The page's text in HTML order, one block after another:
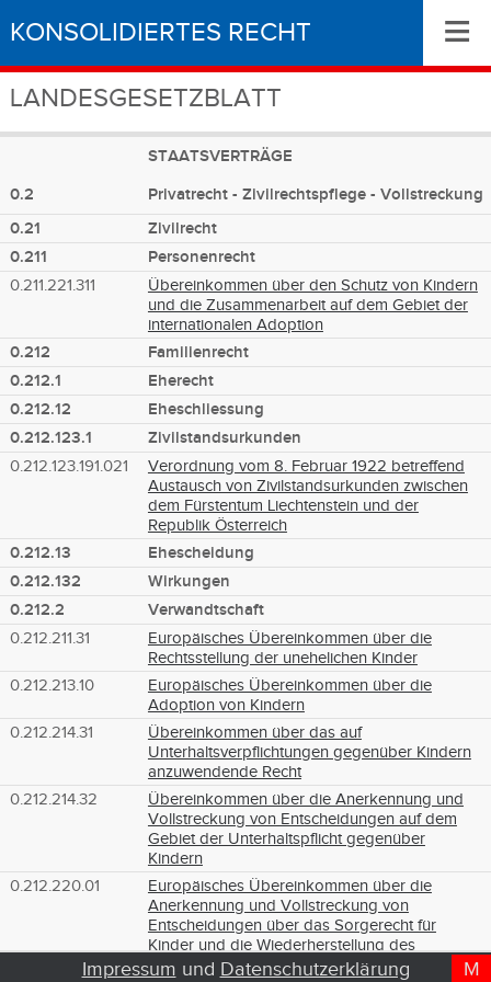
KONSOLIDIERTES RECHT
LANDESGESETZBLATT
≡
STAATSVERTRÄGE
0.2
Privatrecht - Zivilrechtspflege - Vollstreckung
0.21
Zivilrecht
0.211
Personenrecht
0.211.221.311
Übereinkommen über den Schutz von Kindern
und die Zusammenarbeit auf dem Gebiet der
internationalen Adoption
0.212
Familienrecht
0.212.1
Eherecht
0.212.12
Eheschliessung
0.212.123.1
Zivilstandsurkunden
0.212.123.191.021
Verordnung vom 8. Februar 1922 betreffend
Austausch von Zivilstandsurkunden zwischen
dem Fürstentum Liechtenstein und der
Republik Österreich
0.212.13
Ehescheidung
0.212.132
Wirkungen
0.212.2
Verwandtschaft
0.212.211.31
Europäisches Übereinkommen über die
Rechtsstellung der unehelichen Kinder
0.212.213.10
Europäisches Übereinkommen über die
Adoption von Kindern
0.212.214.31
Übereinkommen über das auf
Unterhaltsverpflichtungen gegenüber Kindern
anzuwendende Recht
0.212.214.32
Übereinkommen über die Anerkennung und
Vollstreckung von Entscheidungen auf dem
Gebiet der Unterhaltspflicht gegenüber
Kindern
0.212.220.01
Europäisches Übereinkommen über die
Anerkennung und Vollstreckung von
Entscheidungen über das Sorgerecht für
Kinder und die Wiederherstellung des
Sorgerechts
D
T
M
Impressum und Datenschutzerklärung